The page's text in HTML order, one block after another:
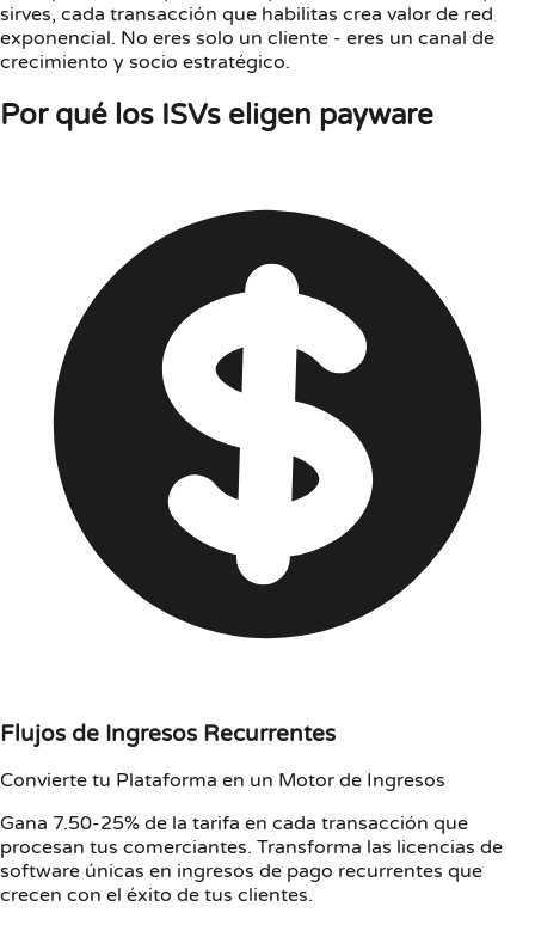
sirves, cada transacción que habilitas crea valor de red
exponencial. No eres solo un cliente - eres un canal de
crecimiento y socio estratégico.
Por qué los ISVs eligen payware
Flujos de Ingresos Recurrentes
Convierte tu Plataforma en un Motor de Ingresos
Gana 7.50-25% de la tarifa en cada transacción que
procesan tus comerciantes. Transforma las licencias de
software únicas en ingresos de pago recurrentes que
crecen con el éxito de tus clientes.